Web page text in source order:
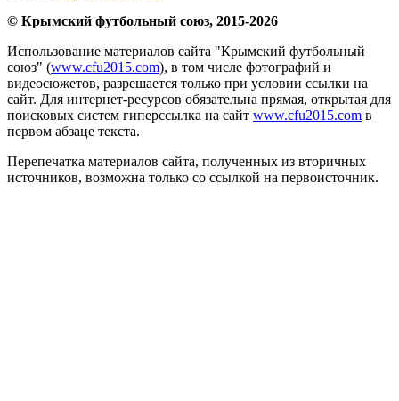
© Крымский футбольный союз, 2015-2026
Использование материалов сайта "Крымский футбольный
союз" (www.cfu2015.com), в том числе фотографий и
видеосюжетов, разрешается только при условии ссылки на
сайт. Для интернет-ресурсов обязательна прямая, открытая для
поисковых систем гиперссылка на сайт www.cfu2015.com в
первом абзаце текста.
Перепечатка материалов сайта, полученных из вторичных
источников, возможна только со ссылкой на первоисточник.